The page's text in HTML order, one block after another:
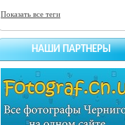
Показать все теги
НАШИ ПАРТНЕРЫ